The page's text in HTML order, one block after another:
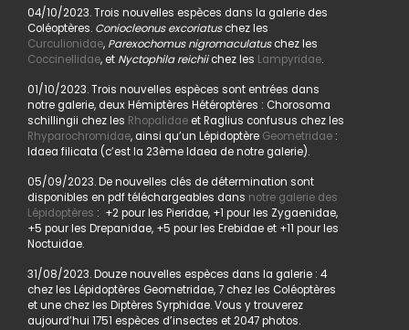
04/10/2023. Trois nouvelles espèces dans la galerie des
Coléoptères. Coniocleonus excoriatuschez les
Curculionidae, Parexochomus nigromaculatuschez les
Coccinellidae, et Nyctophila reichiichez les Lampyridae.
01/10/2023. Trois nouvelles espèces sont entrées dans
notre galerie, deux Hémiptères Hétéroptères : Chorosoma
schillingii chez les Rhopalidaeet Raglius confusus chez les
Rhyparochromidae, ainsi qu’un Lépidoptère Geometridae:
Idaea filicata (c’est la 23ème Idaea de notre galerie).
05/09/2023. De nouvelles clés de détermination sont
disponibles en pdf téléchargeables dans notre galerie des
Lépidoptères : +2 pour les Pieridae, +1 pour les Zygaenidae,
+5 pour les Drepanidae, +5 pour les Erebidae et +11 pour les
Noctuidae.
31/08/2023. Douze nouvelles espèces dans la galerie : 4
chez les Lépidoptères Geometridae, 7 chez les Coléoptères
et une chez les Diptères Syrphidae. Vous y trouverez
aujourd’hui 1751 espèces d’insectes et 2047 photos.